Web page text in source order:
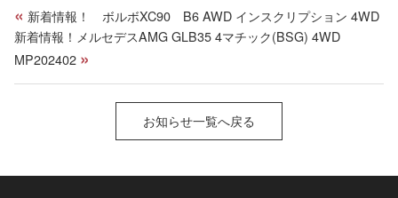
« 新着情報！ ボルボXC90 B6 AWD インスクリプション 4WD
新着情報！メルセデスAMG GLB35 4マチック(BSG) 4WD
MP202402 »
お知らせ一覧へ戻る